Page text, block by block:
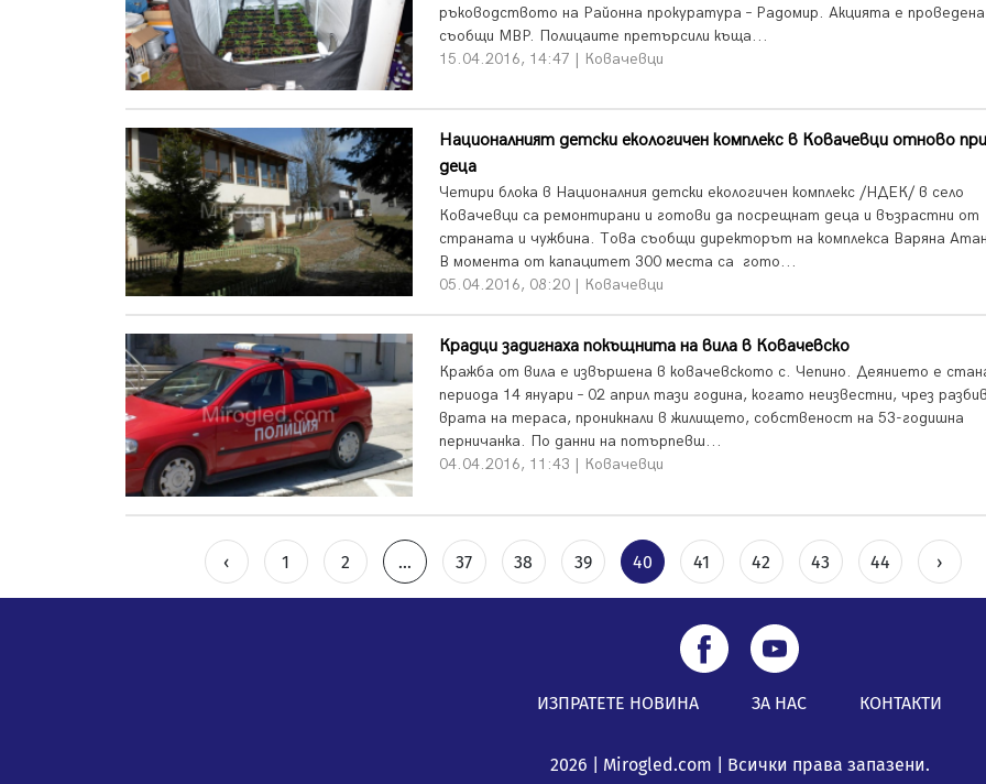
ръководството на Районна прокуратура – Радомир. Акцията е проведена
съобщи МВР. Полицаите претърсили къща...
15.04.2016, 14:47 | Ковачевци
Националният детски екологичен комплекс в Ковачевци отново
деца
Четири блока в Националния детски екологичен комплекс /НДЕК/ в село
Ковачевци са ремонтирани и готови да посрещнат деца и възрастни от
страната и чужбина. Това съобщи директорът на комплекса Варяна
В момента от капацитет 300 места са гото...
05.04.2016, 08:20 | Ковачевци
Крадци задигнаха покъщнита на вила в Ковачевско
Кражба от вила е извършена в ковачевското с. Чепино. Деянието е
периода 14 януари – 02 април тази година, когато неизвестни, чрез
врата на тераса, проникнали в жилището, собственост на 53-годишна
перничанка. По данни на потърпевш...
04.04.2016, 11:43 | Ковачевци
‹ 1 2 ... 37 38 39 40 41 42 43 44 ›
ИЗПРАТЕТЕ НОВИНА ЗА НАС КОНТАКТИ
2026 | Mirogled.com | Всички права запазени.